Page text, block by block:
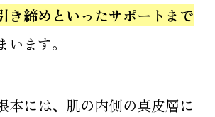
き締めといったサポートまで
ます。
本には、肌の内側の真皮層に